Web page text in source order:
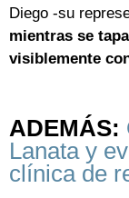
Diego -su
mientras se
visiblemente
ADEMÁS:
Lanata y
clínica de